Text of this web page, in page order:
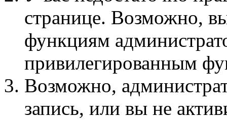
странице. Возможно,
функциям
привилегированным
Возможно,
запись, или вы не